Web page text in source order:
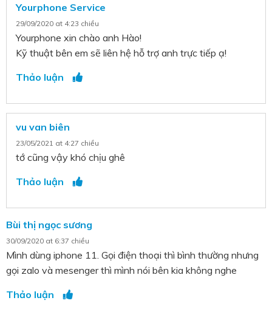
Yourphone Service
29/09/2020 at 4:23 chiều
Yourphone xin chào anh Hào!
Kỹ thuật bên em sẽ liên hệ hỗ trợ anh trực tiếp ạ!
Thảo luận
vu van biên
23/05/2021 at 4:27 chiều
tớ cũng vậy khó chịu ghê
Thảo luận
Bùi thị ngọc sương
30/09/2020 at 6:37 chiều
Mình dùng iphone 11. Gọi điện thoại thì bình thường nhưng
gọi zalo và mesenger thì mình nói bên kia không nghe
Thảo luận